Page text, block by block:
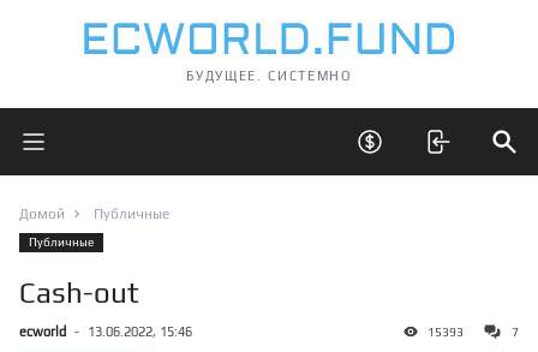
БУДУЩЕЕ. СИСТЕМНО
Открыть главное меню Открыть скрытые
Домой Публичные
Публичные
Cash-out
ecworld - 13.06.2022, 15:46 15393 7